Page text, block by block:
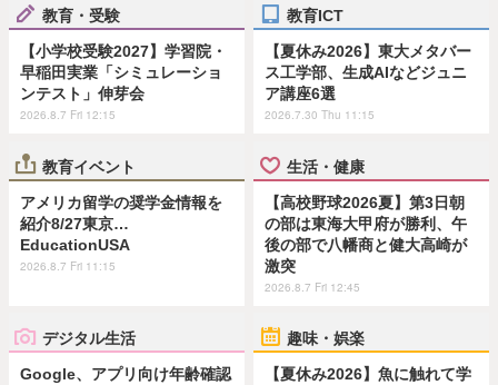
教育・受験
【小学校受験2027】学習院・
早稲田実業「シミュレーショ
ンテスト」伸芽会
2026.8.7 Fri 12:15
教育ICT
【夏休み2026】東大メタバー
ス工学部、生成AIなどジュニ
ア講座6選
2026.7.30 Thu 11:15
教育イベント
アメリカ留学の奨学金情報を
紹介8/27東京…
EducationUSA
2026.8.7 Fri 11:15
生活・健康
【高校野球2026夏】第3日朝
の部は東海大甲府が勝利、午
後の部で八幡商と健大高崎が
激突
2026.8.7 Fri 12:45
デジタル生活
Google、アプリ向け年齢確認
趣味・娯楽
【夏休み2026】魚に触れて学